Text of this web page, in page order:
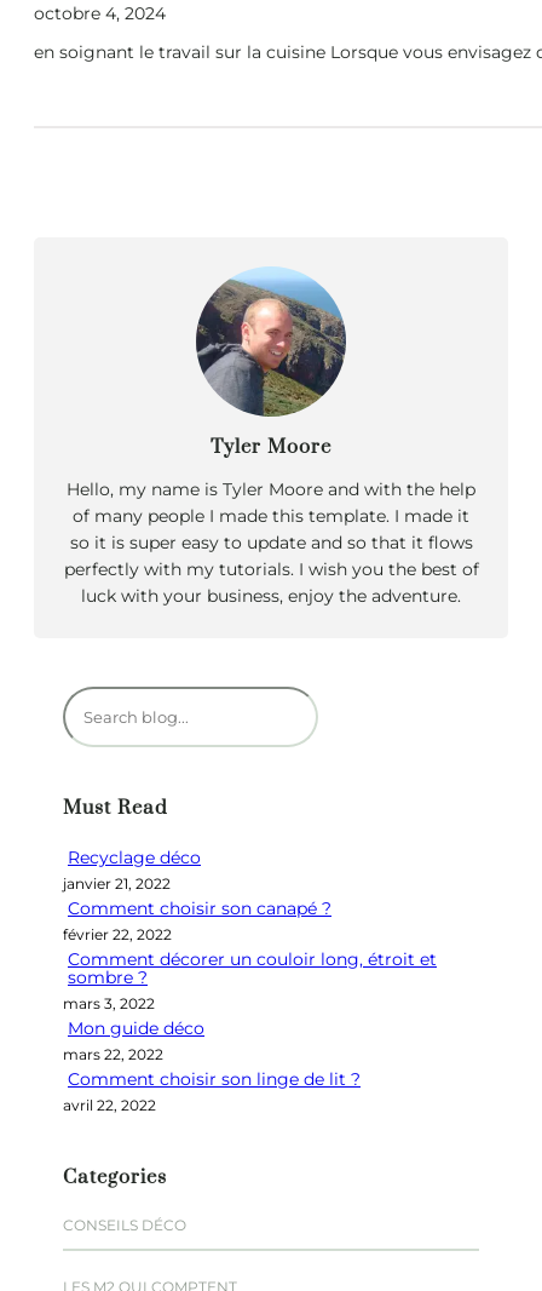
octobre 4, 2024
en soignant le travail sur la cuisine Lorsque vous
Tyler Moore
Hello, my name is Tyler Moore and with the help
of many people I made this template. I made it
so it is super easy to update and so that it flows
perfectly with my tutorials. I wish you the best of
luck with your business, enjoy the adventure.
R
e
e
c
h
e
Must Read
Recyclage déco
janvier 21, 2022
Comment choisir son canapé ?
février 22, 2022
Comment décorer un couloir long, étroit et
sombre ?
mars 3, 2022
Mon guide déco
mars 22, 2022
Comment choisir son linge de lit ?
avril 22, 2022
Categories
CONSEILS DÉCO
LES M2 QUI COMPTENT